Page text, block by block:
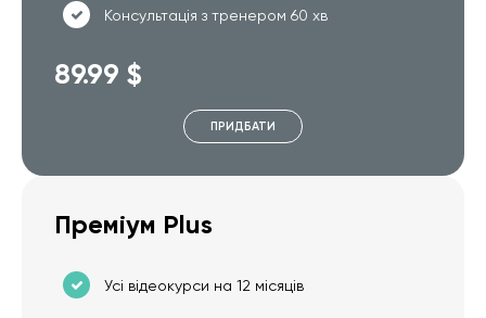
Консультація з тренером 60 хв
89.99 $
ПРИДБАТИ
Преміум Plus
Усі відеокурси на 12 місяців